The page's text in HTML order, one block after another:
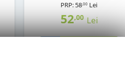
PRP:58,00 Lei
52,00 Lei